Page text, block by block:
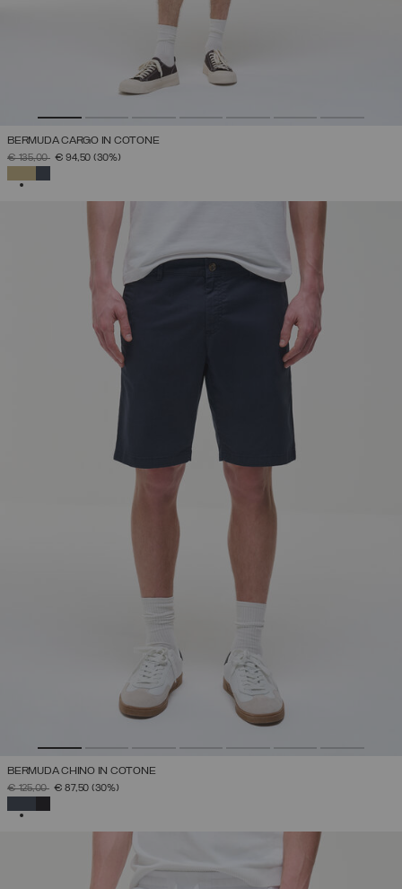
BERMUDA CARGO IN COTONE
PREZZO RIDOTTO DA
€ 135,00A€ 94,50 (30%)
BERMUDA CHINO IN COTONE
PREZZO RIDOTTO DA
€ 125,00A€ 87,50 (30%)